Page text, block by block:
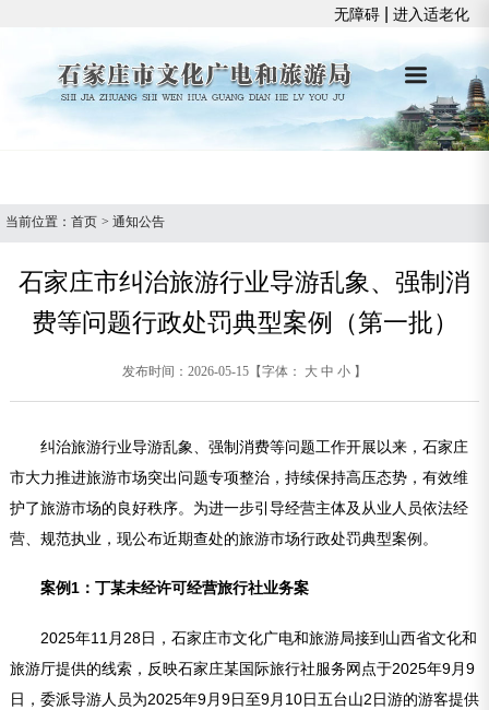
无障碍 |进入适老化
当前位置：首页 >通知公告
石家庄市纠治旅游行业导游乱象、强制消
费等问题行政处罚典型案例（第一批）
发布时间：2026-05-15 【字体： 大 中 小 】
纠治旅游行业导游乱象、强制消费等问题工作开展以来，石家庄
市大力推进旅游市场突出问题专项整治，持续保持高压态势，有效维
护了旅游市场的良好秩序。为进一步引导经营主体及从业人员依法经
营、规范执业，现公布近期查处的旅游市场行政处罚典型案例。
案例1：丁某未经许可经营旅行社业务案
2025年11月28日，石家庄市文化广电和旅游局接到山西省文化和
旅游厅提供的线索，反映石家庄某国际旅行社服务网点于2025年9月9
日，委派导游人员为2025年9月9日至9月10日五台山2日游的游客提供